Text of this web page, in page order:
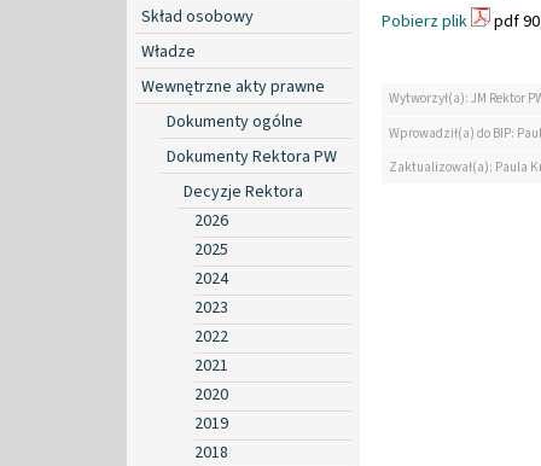
Skład osobowy
Władze
Wewnętrzne akty prawne
Dokumenty ogólne
Dokumenty Rektora PW
Decyzje Rektora
2026
2025
2024
2023
2022
2021
2020
2019
2018
Pobierz plik
pdf
Wytworzył(a): JM Rektor
Wprowadził(a) do BIP:
Zaktualizował(a): Paula